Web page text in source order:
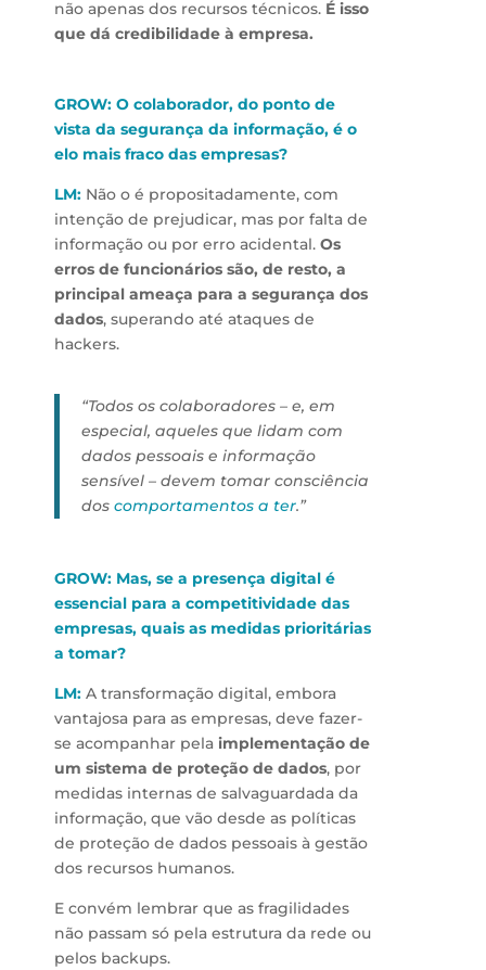
não apenas dos recursos técnicos. É isso
que dá credibilidade à empresa.
GROW: O colaborador, do ponto de
vista da segurança da informação, é o
elo mais fraco das empresas?
LM: Não o é propositadamente, com
intenção de prejudicar, mas por falta de
informação ou por erro acidental. Os
erros de funcionários são, de resto, a
principal ameaça para a segurança dos
dados, superando até ataques de
hackers.
“Todos os colaboradores – e, em
especial, aqueles que lidam com
dados pessoais e informação
sensível – devem tomar consciência
dos comportamentos a ter.”
GROW: Mas, se a presença digital é
essencial para a competitividade das
empresas, quais as medidas prioritárias
a tomar?
LM: A transformação digital, embora
vantajosa para as empresas, deve fazer-
se acompanhar pela implementação de
um sistema de proteção de dados, por
medidas internas de salvaguardada da
informação, que vão desde as políticas
de proteção de dados pessoais à gestão
dos recursos humanos.
E convém lembrar que as fragilidades
não passam só pela estrutura da rede ou
pelos backups.